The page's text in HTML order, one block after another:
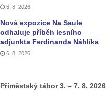
6. 8. 2026
Nová expozice Na Saule
odhaluje příběh lesního
adjunkta Ferdinanda Náhlíka
6. 8. 2026
Příměstský tábor 3. – 7. 8. 2026